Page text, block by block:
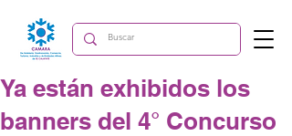
Ya están exhibidos los
banners del 4° Concurso